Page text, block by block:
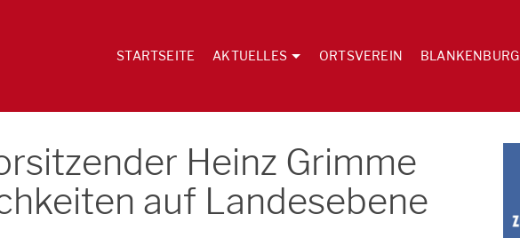
STARTSEITE AKTUELLES ORTSVEREIN BLANKENBURG
Heinz Grimme
auf Landesebene